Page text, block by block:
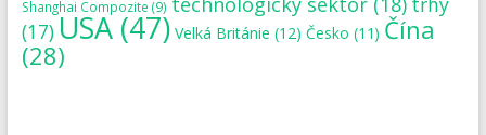
Shanghai Compozite (9)
(17)USA(47) Velká Británie (12) Česko (11) Čína
(28)